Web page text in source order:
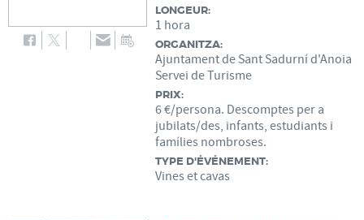
LONGEUR:
1 hora
ORGANITZA:
Ajuntament de Sant Sadurní d'Anoia
Servei de Turisme
PRIX:
6 €/persona. Descomptes per a
jubilats/des, infants, estudiants i
famílies nombroses.
TYPE D'ÉVÉNEMENT:
Vines et cavas